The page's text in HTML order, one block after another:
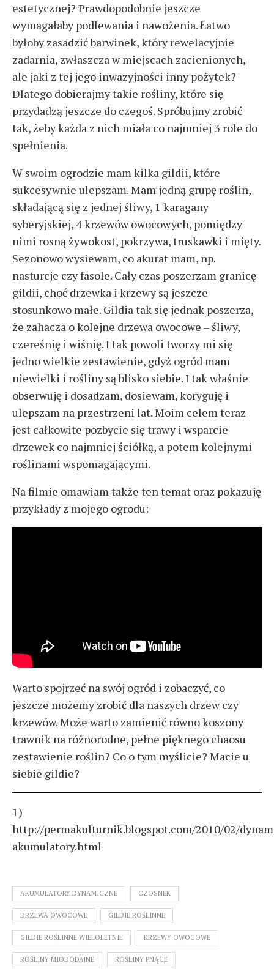
estetycznej? Prawdopodobnie jeszcze
wymagałaby podlewania i nawożenia. Łatwo
byłoby zasadzić barwinek, który rewelacyjnie
zadarnia, zwłaszcza w miejscach zacienionych,
ale jaki z tej jego inwazyjności inny pożytek?
Dlatego dobierajmy takie rośliny, które się
przydadzą jeszcze do czegoś. Spróbujmy zrobić
tak, żeby każda z nich miała co najmniej 3 role do
spełnienia.
W swoim ogrodzie mam kilka gildii, które
sukcesywnie ulepszam. Mam jedną grupę roślin,
składającą się z jednej śliwy, 1 karagany
syberyjskiej, 4 krzewów owocowych, pomiędzy
nimi rosną żywokost, pokrzywa, truskawki i mięty.
Sezonowo wysiewam, co akurat mam, np.
nasturcje czy fasole. Cały czas poszerzam granicę
gildii, choć drzewka i krzewy są jeszcze
stosunkowo małe. Gildia tak się jednak poszerza,
że zahacza o kolejne drzewa owocowe – śliwy,
czereśnię i wiśnię. I tak powoli tworzy mi się
jedno wielkie zestawienie, gdyż ogród mam
niewielki i rośliny są blisko siebie. I tak właśnie
obserwuję i dosadzam, dosiewam, koryguję i
ulepszam na przestrzeni lat. Moim celem teraz
jest całkowite pozbycie się trawy i wsparcie
drzewek co najmniej ściółką, a potem kolejnymi
roślinami wspomagającymi.
Na filmie omawiam także ten temat oraz pokazuję
przykłady z mojego ogrodu:
Warto spojrzeć na swój ogród i zobaczyć, co
jeszcze możemy zrobić dla naszych drzew czy
krzewów. Może warto zamienić równo koszony
trawnik na różnorodne, pełne pięknego chaosu
zestawienie roślin? Co o tym myślicie? Macie u
siebie gildie?
1)
http://permakulturnik.blogspot.com/2010/02/
akumulatory.html
AKUMULATORY DYNAMICZNE CZOSNEK
DRZEWA OWOCOWE GILDIE ROŚLINNE
GILDIE ROŚLINNE WIELOLETNIE KRZEWY OWOCOWE
ROŚLINY MIODODAJNE ROŚLINY PNĄCE